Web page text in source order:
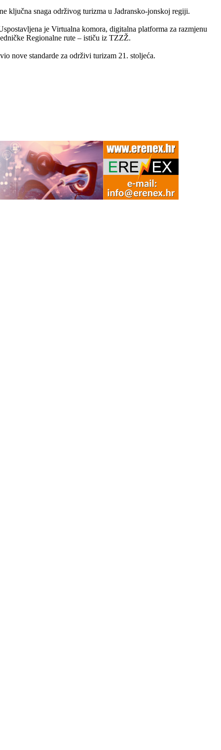
ključna snaga održivog turizma u Jadransko-jonskoj regiji.
je Virtualna komora, digitalna platforma za razmjenu
Regionalne rute – ističu iz TZZŽ.
nove standarde za održivi turizam 21. stoljeća.